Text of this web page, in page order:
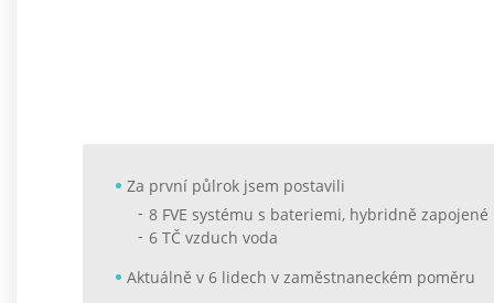
Za první půlrok jsem postavili
8 FVE systému s bateriemi, hybridně zapojené
6 TČ vzduch voda
Aktuálně v 6 lidech v zaměstnaneckém poměru